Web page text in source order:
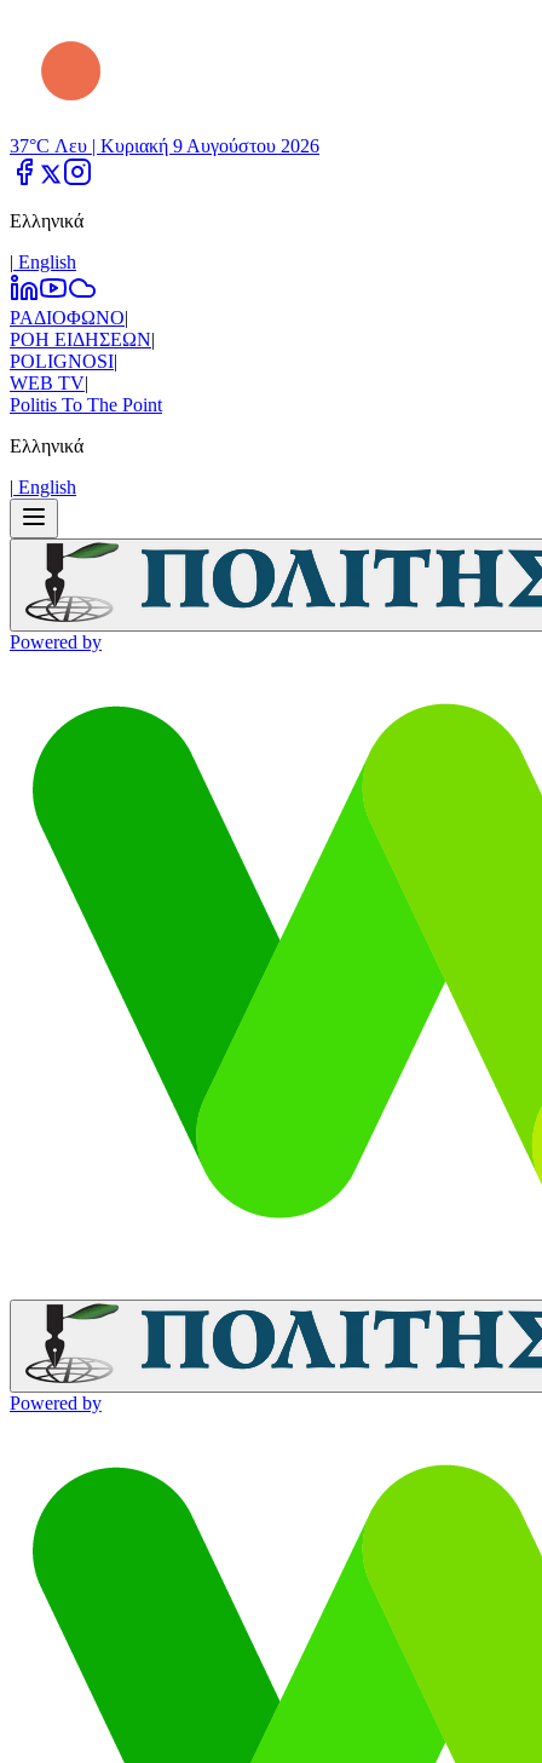
37°C Λευ | Κυριακή 9 Αυγούστου 2026
Ελληνικά
| Εnglish
ΡΑΔΙΟΦΩΝΟ|
ΡΟΗ ΕΙΔΗΣΕΩΝ|
POLIGNOSI|
WEB TV|
Politis To The Point
Ελληνικά
| Εnglish
Powered by
Powered by